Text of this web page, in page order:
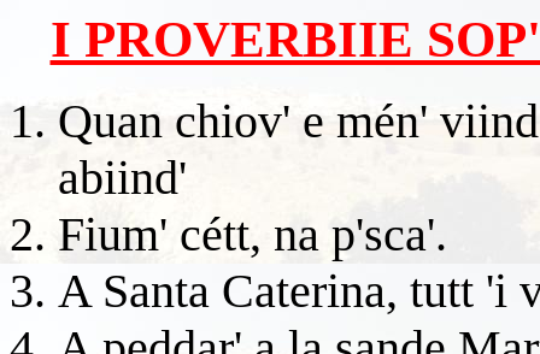
I PROVERBIIE
Quan chiov' e mén'
abiind'
Fium' cétt, na p'sca'.
A Santa Caterina, tutt 'i